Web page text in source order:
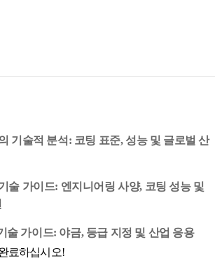
기술적 분석: 코팅 표준, 성능 및 글로벌 산
술 가이드: 엔지니어링 사양, 코팅 성능 및
술 가이드: 야금, 등급 지정 및 산업 응용
료하십시오!